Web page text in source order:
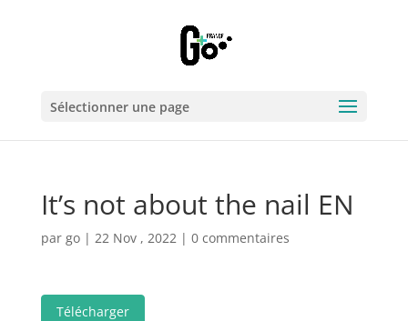
Sélectionner une page
It’s not about the nail EN
par go| 22 Nov , 2022| 0 commentaires
Télécharger